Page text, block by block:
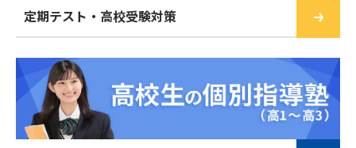
定期テスト・高校受験対策